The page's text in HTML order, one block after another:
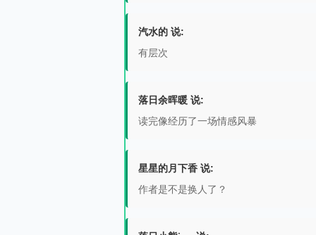
汽水的 说:
有层次
落日余晖暖 说:
读完像经历了一场情感风暴
星星的月下香 说:
作者是不是换人了？